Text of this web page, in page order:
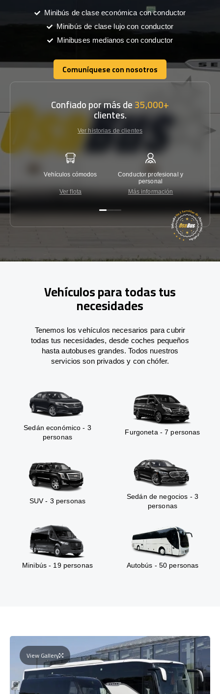
Minibús de clase económica con conductor
Minibús de clase lujo con conductor
Minibuses medianos con conductor
Comuníquese con nosotros
Comuníquese con nosotros
Confiado por más de35,000+
clientes.
Ver historias de clientes
Vehículos cómodos
Ver flota
Conductor profesional y
personal
Más información
Vehículos para todas tus
necesidades
Tenemos los vehículos necesarios para cubrir
todas tus necesidades, desde coches pequeños
hasta autobuses grandes. Todos nuestros
servicios son privados y con chófer.
Sedán económico - 3
personas
Furgoneta - 7 personas
SUV - 3 personas
Sedán de negocios - 3
personas
Minibús - 19 personas Autobús - 50 personas
View Gallery